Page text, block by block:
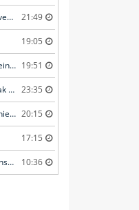
Scooterrijder gewond na val in Hooglanderveen 21:49
19:05
Man zwaargewond bij ongeval op privéterrein in Veghel 19:51
Grote inzet hulpdiensten voor woninginbraak in Voorschoten 23:35
Kraai vast met poot in boom, brandweer schiet te hulp in Barneveld 20:15
17:15
Fietser aangereden door automobilist in Rijnsburg 10:36